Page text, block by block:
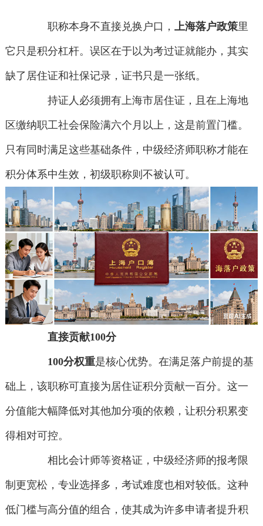
职称本身不直接兑换户口，上海落户政策里
它只是积分杠杆。误区在于以为考过证就能办，其实
缺了居住证和社保记录，证书只是一张纸。
持证人必须拥有上海市居住证，且在上海地
区缴纳职工社会保险满六个月以上，这是前置门槛。
只有同时满足这些基础条件，中级经济师职称才能在
积分体系中生效，初级职称则不被认可。
直接贡献100分
100分权重是核心优势。在满足落户前提的基
础上，该职称可直接为居住证积分贡献一百分。这一
分值能大幅降低对其他加分项的依赖，让积分积累变
得相对可控。
相比会计师等资格证，中级经济师的报考限
制更宽松，专业选择多，考试难度也相对较低。这种
低门槛与高分值的组合，使其成为许多申请者提升积